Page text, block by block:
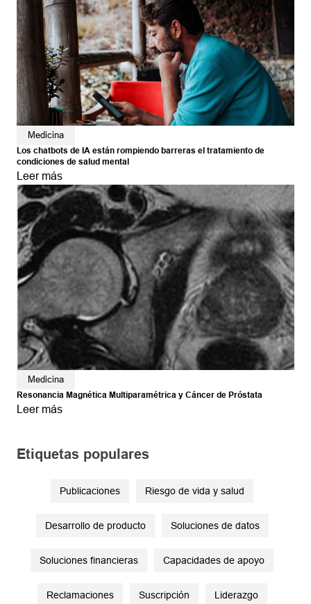
Medicina
Los chatbots de IA están rompiendo barreras el tratamiento de
condiciones de salud mental
Leer más
Medicina
Resonancia Magnética Multiparamétrica y Cáncer de Próstata
Leer más
Etiquetas populares
Publicaciones Riesgo de vida y salud
Desarrollo de producto Soluciones de datos
Soluciones financieras Capacidades de apoyo
Reclamaciones Suscripción Liderazgo